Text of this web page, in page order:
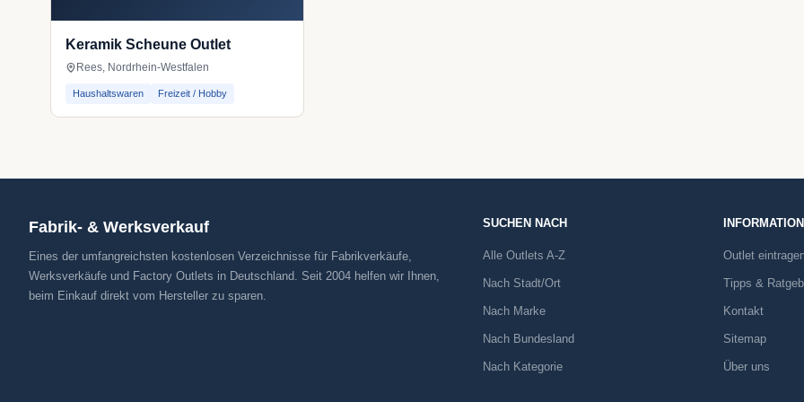
Keramik Scheune Outlet
Rees, Nordrhein-Westfalen
Haushaltswaren Freizeit / Hobby
Fabrik- & Werksverkauf
Eines der umfangreichsten kostenlosen Verzeichnisse für Fabrikverkäufe,
Werksverkäufe und Factory Outlets in Deutschland. Seit 2004 helfen wir Ihnen,
beim Einkauf direkt vom Hersteller zu sparen.
SUCHEN NACH
Alle Outlets A-Z
Nach Stadt/Ort
Nach Marke
Nach Bundesland
Nach Kategorie
Outlet
Tipps &
Kontakt
Sitemap
Über uns